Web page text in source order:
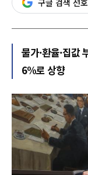
구글 검색 선
물가·환율·집값
6%로 상향